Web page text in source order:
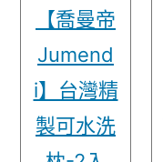
【喬曼帝
Jumend
i】台灣精
製可水洗